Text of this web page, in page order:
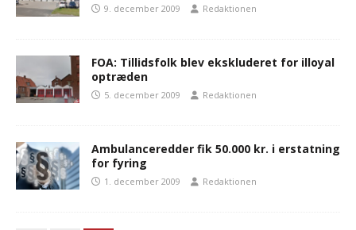
9. december 2009 Redaktionen
FOA: Tillidsfolk blev ekskluderet for illoyal
optræden
5. december 2009 Redaktionen
Ambulanceredder fik 50.000 kr. i erstatning
for fyring
1. december 2009 Redaktionen